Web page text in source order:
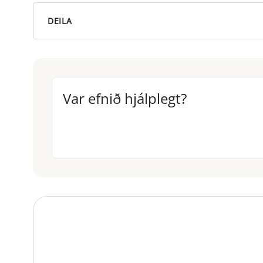
DEILA
Var efnið hjálplegt?
Var efnið hjálplegt?